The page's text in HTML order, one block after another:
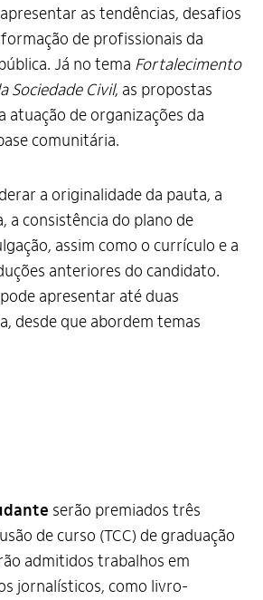
as tendências, desafios
de profissionais da
Já no tema Fortalecimento
Sociedade Civil, as propostas
atuação de organizações da
comunitária.
a originalidade da pauta, a
a consistência do plano de
assim como o currículo e a
anteriores do candidato.
apresentar até duas
desde que abordem temas
serão premiados três
de curso (TCC) de graduação
admitidos trabalhos em
jornalísticos, como livro-